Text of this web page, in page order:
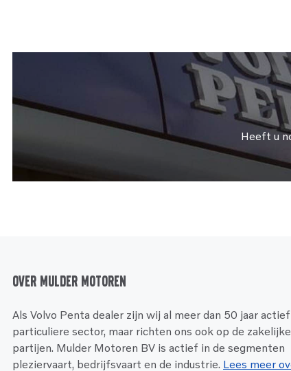
Heeft u
Over Mulder Motoren
Als Volvo Penta dealer zijn wij al meer dan 50 jaar
particuliere sector, maar richten ons ook op de zakelijke
partijen. Mulder Motoren BV is actief in de segmenten
pleziervaart, bedrijfsvaart en de industrie. Lees meer